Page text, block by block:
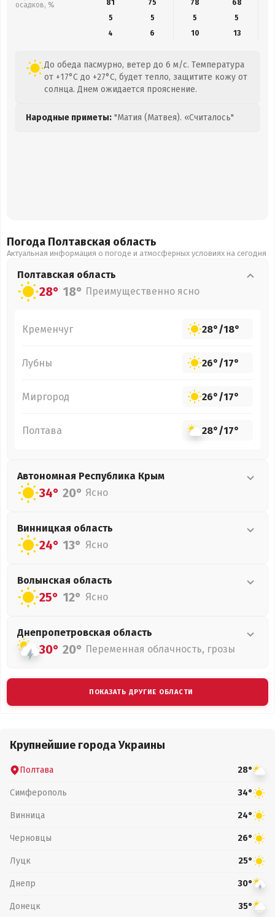
осадков, %
81
75 78
68
5
5 5
5
4
6 10 13
До обеда пасмурно, ветер до 6 м/с. Температура
от +17°C до +27°C, будет тепло, защитите кожу от
солнца. Днем ожидается прояснение.
Народные приметы: "Матия (Матвея). «Считалось"
Погода Полтавская область
Актуальная информация о погоде и атмосферных условиях на сегодня
Полтавская область
28° 18° Преимущественно ясно
Кременчуг 28°/18°
Лубны 26°/17°
Миргород 26°/17°
Полтава 28°/17°
Автономная Республика Крым
34° 20° Ясно
Винницкая область
24° 13° Ясно
Волынская область
25° 12° Ясно
Днепропетровская область
30° 20° Переменная облачность, грозы
ПОКАЗАТЬ ДРУГИЕ ОБЛАСТИ
Крупнейшие города Украины
Полтава 28°
Симферополь 34°
Винница 24°
Черновцы 26°
Луцк 25°
Днепр 30°
Донецк 35°